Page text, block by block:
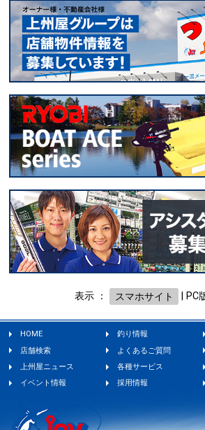
表示 ： スマホサイト PC
HOME 釣り情報
店舗検索
よくあるご質問
上州屋ニュース
各種サービス
イベント情報
採用情報